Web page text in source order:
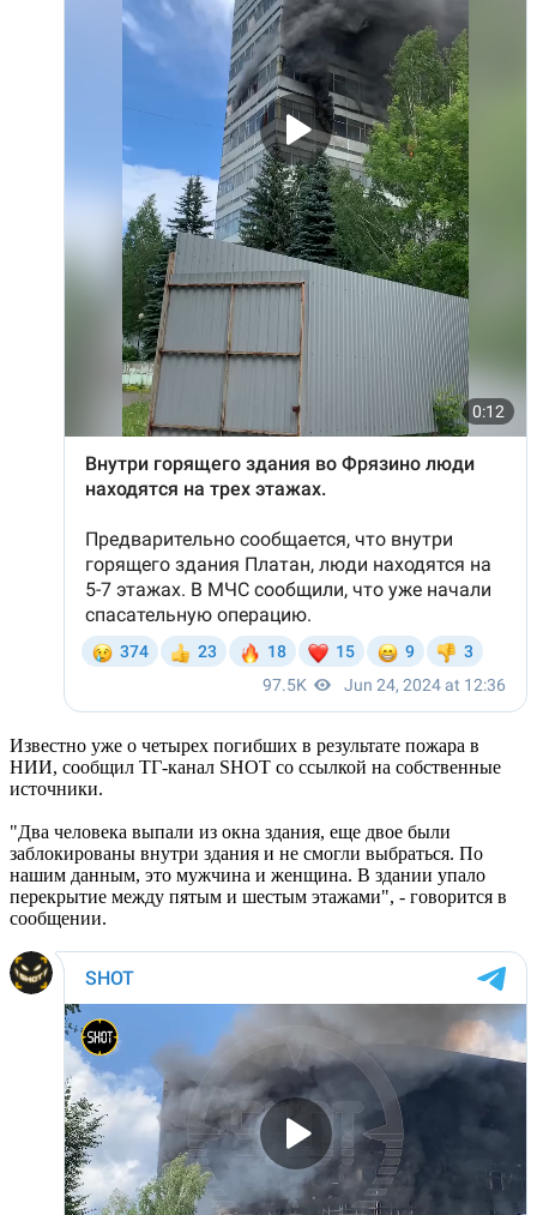
Известно уже о четырех погибших в результате пожара в
НИИ, сообщил ТГ-канал SHOT со ссылкой на собственные
источники.
"Два человека выпали из окна здания, еще двое были
заблокированы внутри здания и не смогли выбраться. По
нашим данным, это мужчина и женщина. В здании упало
перекрытие между пятым и шестым этажами", - говорится в
сообщении.